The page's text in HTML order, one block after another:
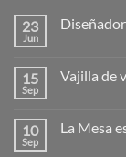
en
23
Jun
en
al
poder
15
Sep
Vajilla de
en
10
Sep
La Mesa